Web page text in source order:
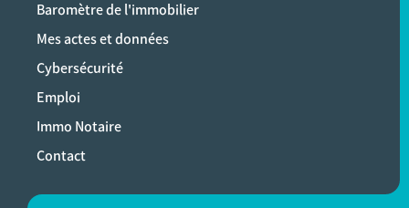
Baromètre de l'immobilier
Mes actes et données
Cybersécurité
Emploi
Immo Notaire
Contact